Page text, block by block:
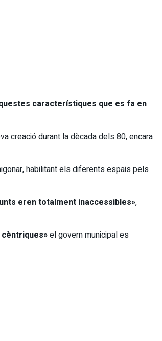
característiques que es fa en
creació durant la dècada dels 80, encara
habilitant els diferents espais pels
eren totalment inaccessibles»,
el govern municipal es